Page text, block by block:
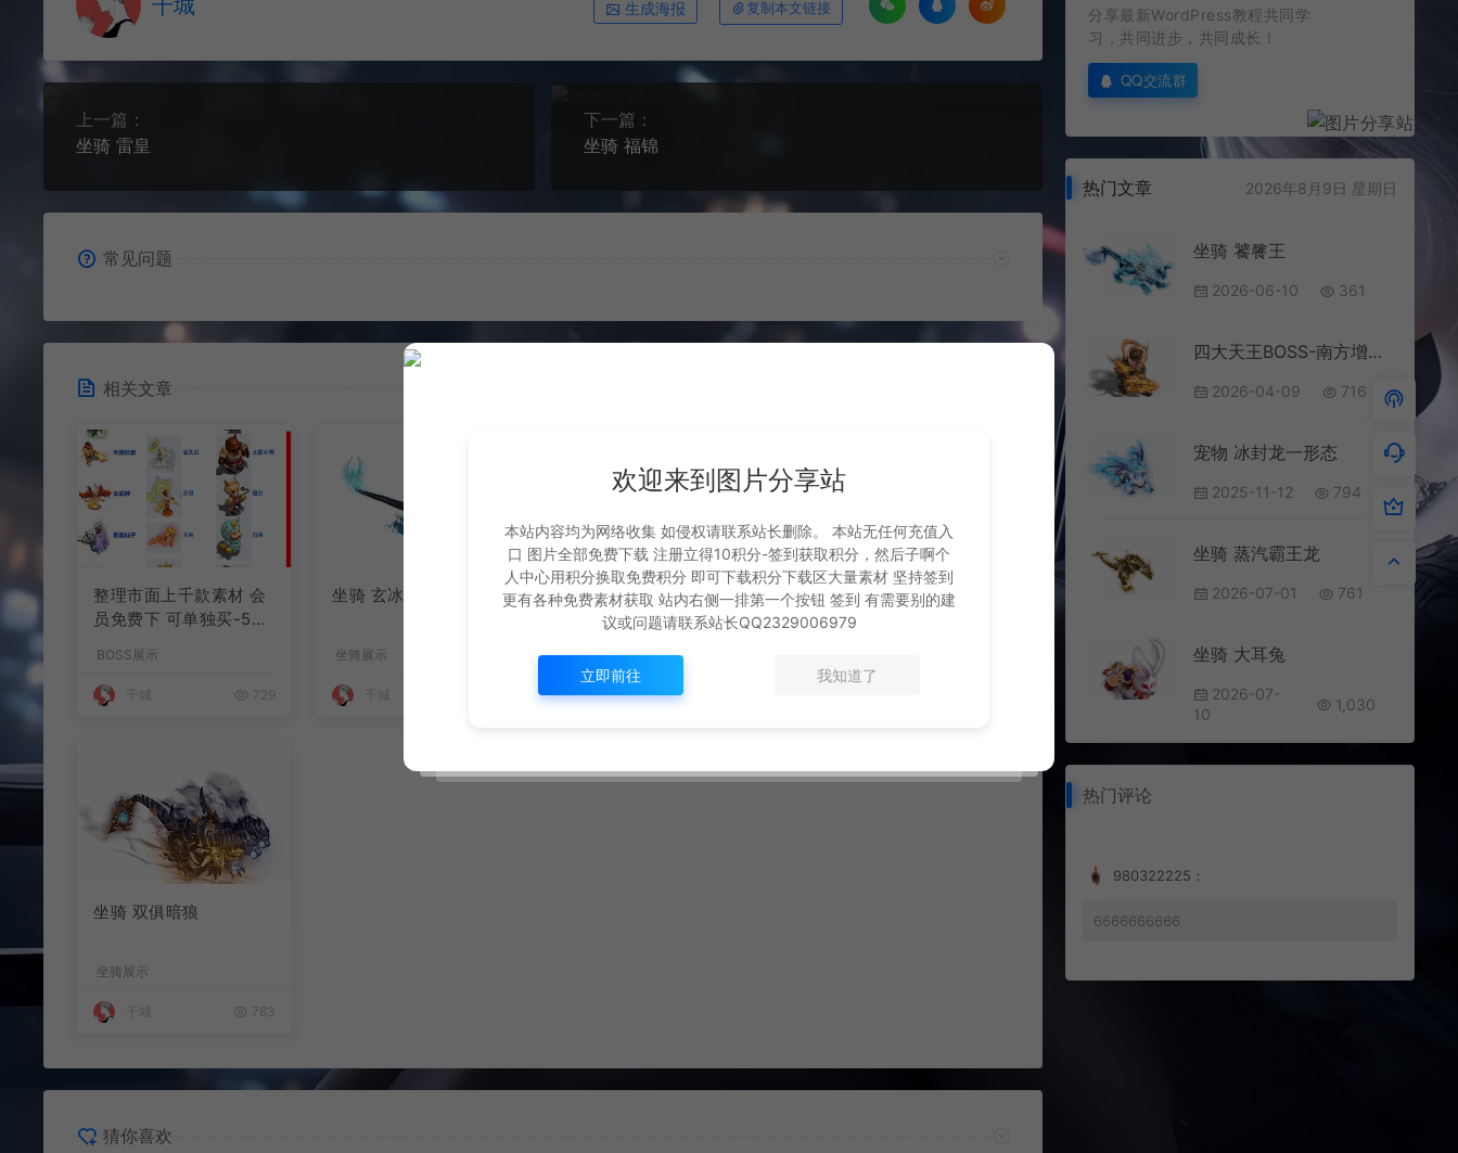
千城 生成海报 复制本文链接
上一篇：
坐骑 雷皇
下一篇：
坐骑 福锦
常见问题
相关文章
整理市面上千款素材 会
员免费下 可单独买-5个
BOSS展示
729
坐骑 玄冰龟
坐骑展示
坐骑 火凤
坐骑展示
千城
坐骑 凤舞九天
坐骑 双俱暗狼
坐骑展示
783
猜你喜欢
分享最新WordPress教程共同学
习，共同进步，共同成长！
QQ交流群
热门文章 2026年8月9日 星期日
坐骑 饕餮王
2026-06-10 361
四大天王BOSS-南方增长天王
2026-04-09 716
宠物 冰封龙一形态
2025-11-12 794
坐骑 蒸汽霸王龙
2026-07-01 761
坐骑 大耳兔
2026-07-
10
1,030
热门评论
980322225：
6666666666
欢迎来到图片分享站
本站内容均为网络收集 如侵权请联系站长删除。 本站无任何充值入
口 图片全部免费下载 注册立得10积分-签到获取积分，然后子啊个
人中心用积分换取免费积分 即可下载积分下载区大量素材 坚持签到
更有各种免费素材获取 站内右侧一排第一个按钮 签到 有需要别的建
议或问题请联系站长QQ2329006979
立即前往 我知道了